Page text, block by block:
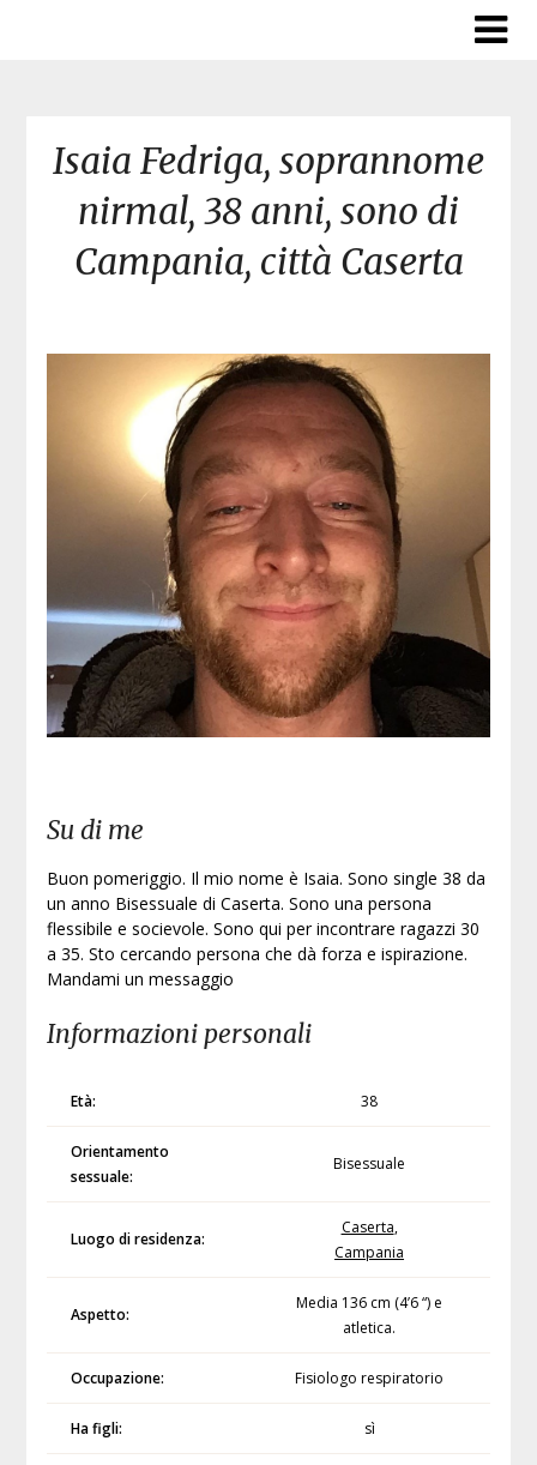
Isaia Fedriga, soprannome
nirmal, 38 anni, sono di
Campania, città Caserta
Su di me
Buon pomeriggio. Il mio nome è Isaia. Sono single 38 da
un anno Bisessuale di Caserta. Sono una persona
flessibile e socievole. Sono qui per incontrare ragazzi 30
a 35. Sto cercando persona che dà forza e ispirazione.
Mandami un messaggio
Informazioni personali
Età: 38
Orientamento
sessuale:
Bisessuale
Luogo di residenza:
Caserta,
Campania
Aspetto:
Media 136 cm (4’6 “) e
atletica.
Occupazione: Fisiologo respiratorio
Ha figli: sì